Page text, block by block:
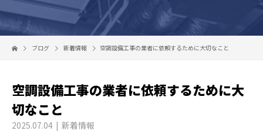
ブログ 新着情報 空調設備工事の業者に依頼するために大切なこと
空調設備工事の業者に依頼するために大
切なこと
2025.07.04 新着情報